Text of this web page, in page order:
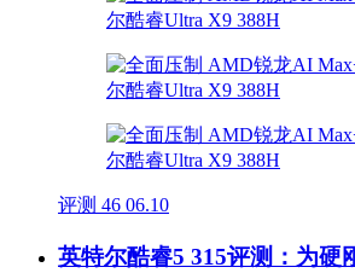
评测 46 06.10
英特尔酷睿5 315评测：为硬